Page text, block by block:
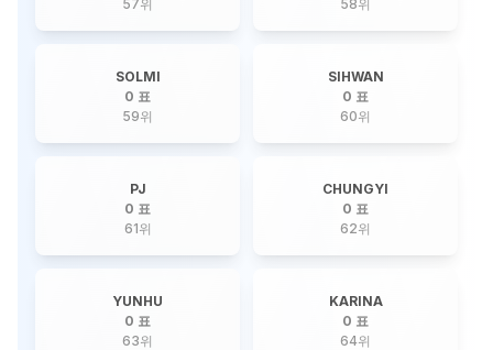
57위 58위
SOLMI
0 표
59위
SIHWAN
0 표
60위
PJ
0 표
61위
CHUNGYI
0 표
62위
YUNHU
0 표
63위
KARINA
0 표
64위